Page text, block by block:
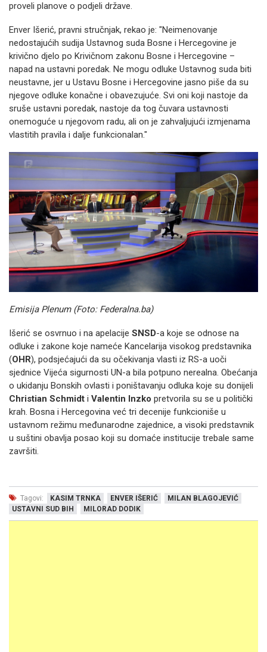
proveli planove o podjeli države.
Enver Išerić, pravni stručnjak, rekao je: "Neimenovanje
nedostajućih sudija Ustavnog suda Bosne i Hercegovine je
krivično djelo po Krivičnom zakonu Bosne i Hercegovine –
napad na ustavni poredak. Ne mogu odluke Ustavnog suda biti
neustavne, jer u Ustavu Bosne i Hercegovine jasno piše da su
njegove odluke konačne i obavezujuće. Svi oni koji nastoje da
sruše ustavni poredak, nastoje da tog čuvara ustavnosti
onemoguće u njegovom radu, ali on je zahvaljujući izmjenama
vlastitih pravila i dalje funkcionalan."
Emisija Plenum (Foto: Federalna.ba)
Išerić se osvrnuo i na apelacije SNSD-a koje se odnose na
odluke i zakone koje nameće Kancelarija visokog predstavnika
(OHR), podsjećajući da su očekivanja vlasti iz RS-a uoči
sjednice Vijeća sigurnosti UN-a bila potpuno nerealna. Obećanja
o ukidanju Bonskih ovlasti i poništavanju odluka koje su donijeli
Christian Schmidt i Valentin Inzko pretvorila su se u politički
krah. Bosna i Hercegovina već tri decenije funkcioniše u
ustavnom režimu međunarodne zajednice, a visoki predstavnik
u suštini obavlja posao koji su domaće institucije trebale same
završiti.
Tagovi: KASIM TRNKA ENVER IŠERIĆ
MILAN BLAGOJEVIĆ
USTAVNI SUD BIH
MILORAD DODIK